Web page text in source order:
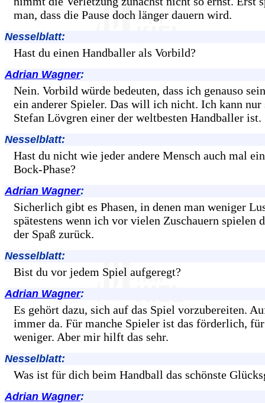
man, dass die Pause doch länger dauern wird.
Nesselblatt:
Hast du einen Handballer als Vorbild?
Adrian Wagner:
Nein. Vorbild würde bedeuten, dass ich genauso
ein anderer Spieler. Das will ich nicht. Ich kann nur
Stefan Lövgren einer der weltbesten Handballer ist.
Nesselblatt:
Hast du nicht wie jeder andere Mensch auch mal
Bock-Phase?
Adrian Wagner:
Sicherlich gibt es Phasen, in denen man weniger
spätestens wenn ich vor vielen Zuschauern spielen
der Spaß zurück.
Nesselblatt:
Bist du vor jedem Spiel aufgeregt?
Adrian Wagner:
Es gehört dazu, sich auf das Spiel vorzubereiten.
immer da. Für manche Spieler ist das förderlich,
weniger. Aber mir hilft das sehr.
Nesselblatt:
Was ist für dich beim Handball das schönste
Adrian Wagner: